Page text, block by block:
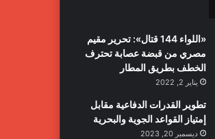
«اللواء 144 قتال»: تحرير مقيم
مصري من قبضة عصابة تحترف
الخطف بطريق المطار
يناير 2, 2022
تطوير القدرات الدفاعية مقابل
إمتياز القواعد الجوية والبحرية
ديسمبر 20, 2023